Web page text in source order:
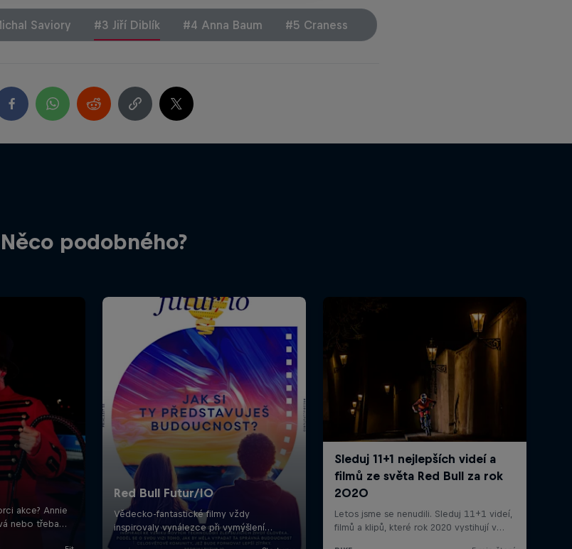
Saviory #3 Jiří Diblík #4 Anna Baum #5 Craness
Něco podobného?